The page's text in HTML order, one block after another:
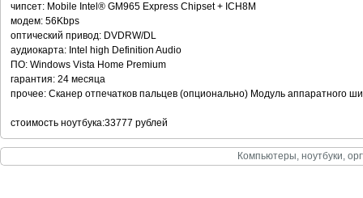
чипсет: Mobile Intel® GM965 Express Chipset + ICH8M
модем: 56Kbps
оптический привод: DVDRW/DL
аудиокарта: Intel high Definition Audio
ПО: Windows Vista Home Premium
гарантия: 24 месяца
прочее: Сканер отпечатков пальцев (опционально) Модуль аппаратного
стоимость ноутбука:33777 рублей
Компьютеры, ноутбуки,